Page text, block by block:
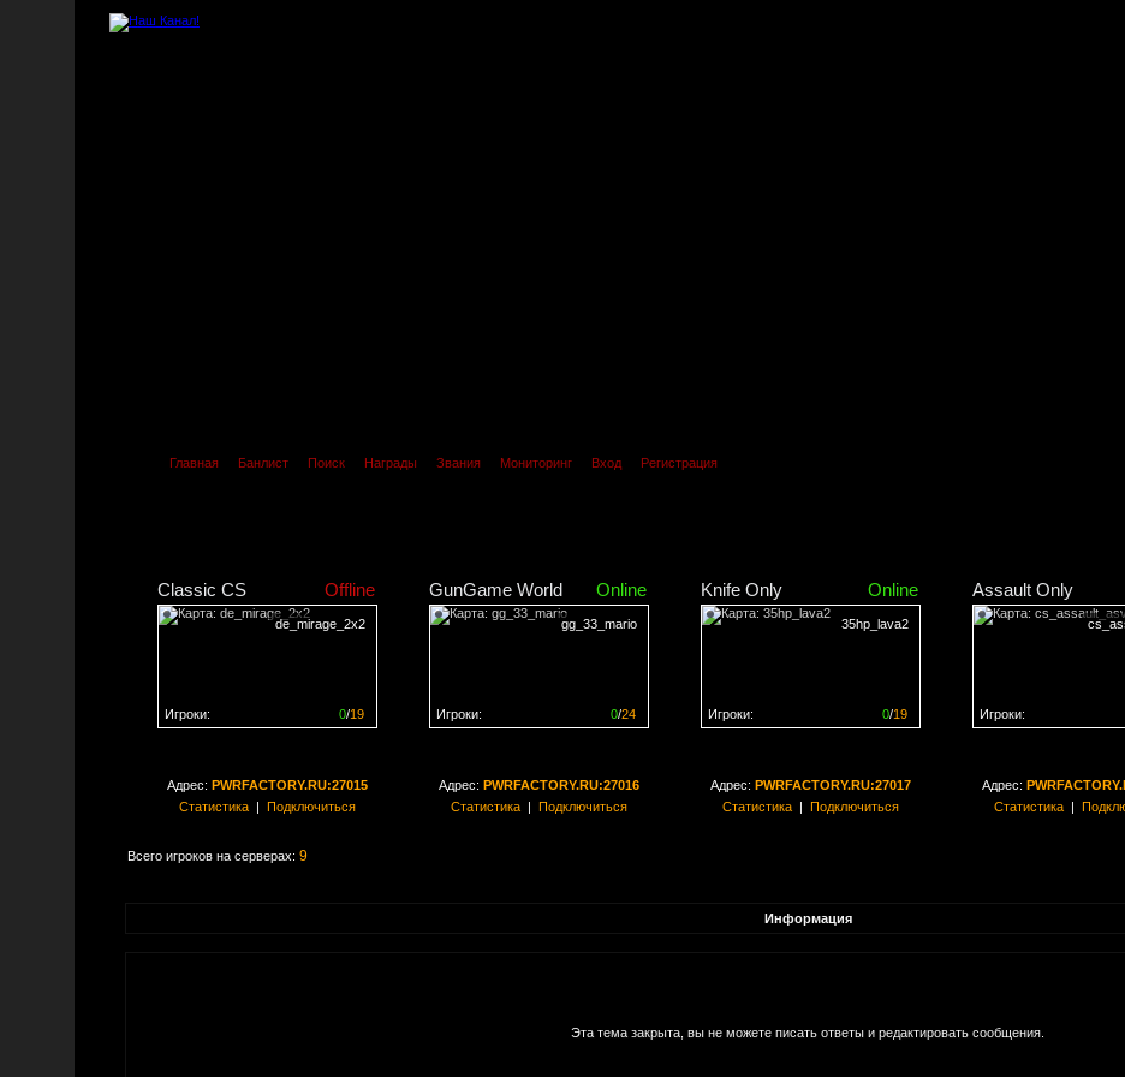
Главная Банлист Поиск Награды Звания Мониторинг Вход Регистрация
Classic CS Offline
de_mirage_2x2
0/19
Игроки:
GunGame World Online
gg_33_mario
0/24
Игроки:
Knife Only Online
35hp_lava2
0/19
Игроки:
Assault Only
Игроки:
Адрес: PWRFACTORY.RU:27015
Статистика| Подключиться
Адрес: PWRFACTORY.RU:27016
Статистика| Подключиться
Адрес: PWRFACTORY.RU:27017
Статистика| Подключиться
Адрес:
Статистика|
Всего игроков на серверах: 9
Информация
Эта тема закрыта, вы не можете писать ответы и редактировать сообщения.